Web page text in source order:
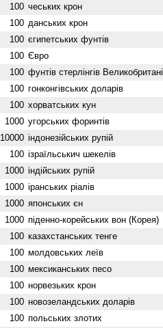
100 чеських крон
100 данських крон
100 єгипетських фунтів
100 Євро
100 фунтів стерлінгів
100 гонконгівських доларів
100 хорватських кун
1000 угорських форинтів
10000 індонезійських рупій
100 ізраїльськич шекелів
1000 індійських рупій
1000 іранських ріалів
1000 японських єн
1000 піденно-корейських вон (Корея)
100 казахстанських тенге
100 молдовських леїв
100 мексиканських песо
100 норвезьких крон
100 ново­зеландських доларів
100 польських злотих